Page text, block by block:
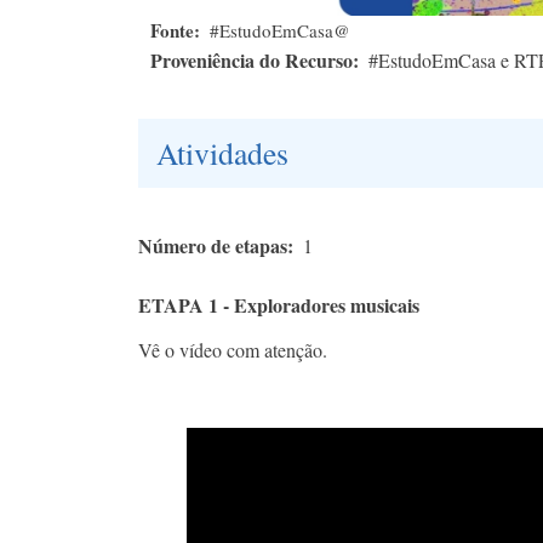
Fonte #EstudoEmCasa@
Proveniência do Recurso #EstudoEmCasa e
Atividades
Número de etapas 1
ETAPA 1 - Exploradores musicais
Vê o vídeo com atenção.